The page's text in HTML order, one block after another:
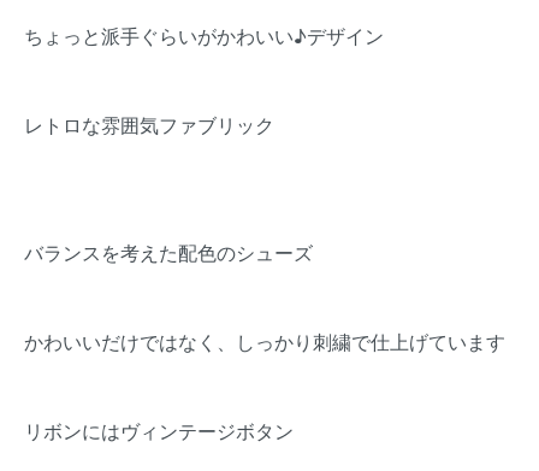
ちょっと派手ぐらいがかわいい♪デザイン
レトロな雰囲気ファブリック
バランスを考えた配色のシューズ
かわいいだけではなく、しっかり刺繍で仕上げています
リボンにはヴィンテージボタン